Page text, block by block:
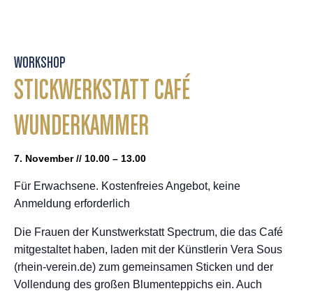
WORKSHOP
STICKWERKSTATT CAFÉ
WUNDERKAMMER
7. November // 10.00 – 13.00
Für Erwachsene. Kostenfreies Angebot, keine
Anmeldung erforderlich
Die Frauen der Kunstwerkstatt Spectrum, die das Café
mitgestaltet haben, laden mit der Künstlerin Vera Sous
(rhein-verein.de) zum gemeinsamen Sticken und der
Vollendung des großen Blumenteppichs ein. Auch